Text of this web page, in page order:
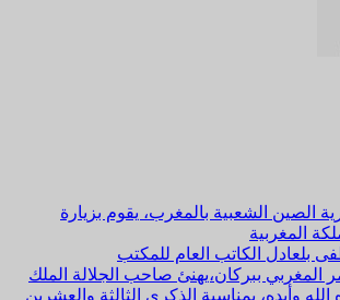
الصين الشعبية بالمغرب، يقوم بزيارة
المغربية
بلعادل الكاتب العام للمكتب
المغربي ببركان،يهنئ صاحب الجلالة الملك
وأيده، بمناسبة الذكرى الثالثة والعشرين